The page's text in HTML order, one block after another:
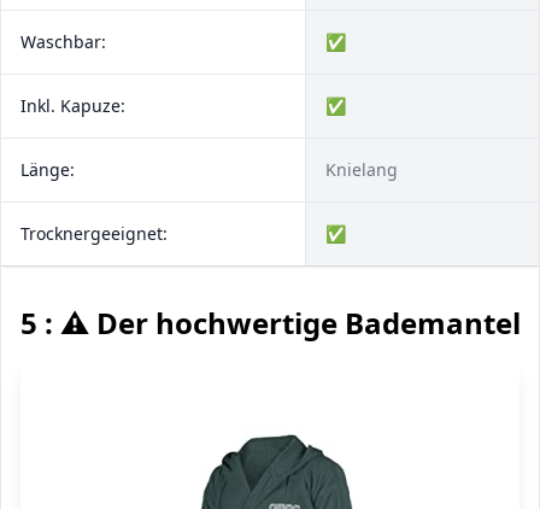
Waschbar: ✅
Inkl. Kapuze: ✅
Länge: Knielang
Trocknergeeignet: ✅
5 : ⚠️ Der hochwertige Bademantel